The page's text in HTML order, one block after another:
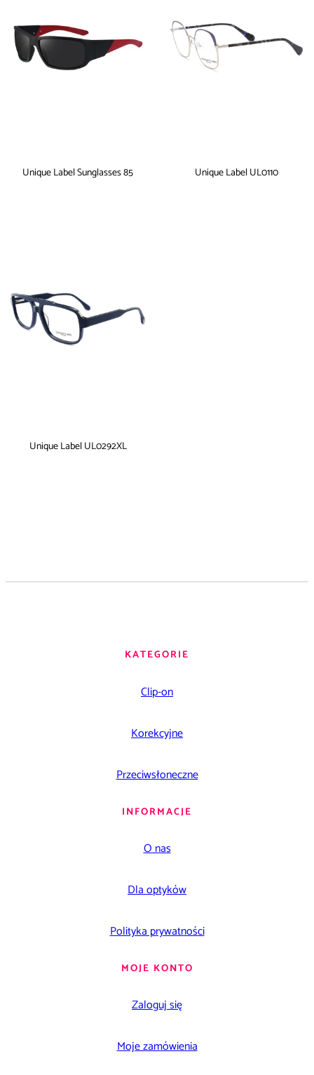
Unique Label Sunglasses 85 Unique Label UL0110
Unique Label UL0292XL
KATEGORIE
Clip-on
Korekcyjne
Przeciwsłoneczne
INFORMACJE
O nas
Dla optyków
Polityka prywatności
MOJE KONTO
Zaloguj się
Moje zamówienia